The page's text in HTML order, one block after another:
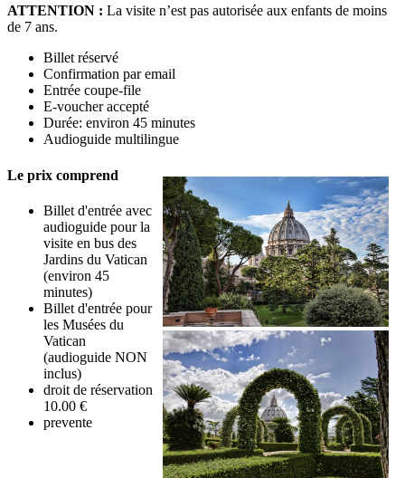
ATTENTION : La visite n’est pas autorisée aux enfants de moins
de 7 ans.
Billet réservé
Confirmation par email
Entrée coupe-file
E-voucher accepté
Durée: environ 45 minutes
Audioguide multilingue
Le prix comprend
Billet d'entrée avec
audioguide pour la
visite en bus des
Jardins du Vatican
(environ 45
minutes)
Billet d'entrée pour
les Musées du
Vatican
(audioguide NON
inclus)
droit de réservation
10.00 €
prevente